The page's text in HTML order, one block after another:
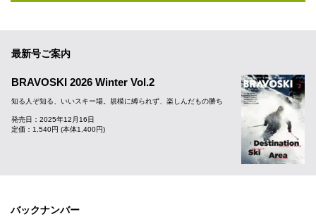
最新号ご案内
BRAVOSKI 2026 Winter Vol.2
知る人ぞ知る、いいスキー場。規模に縛られず、楽しんだもの勝ち
発売日：2025年12月16日
定価：1,540円 (本体1,400円)
バックナンバー